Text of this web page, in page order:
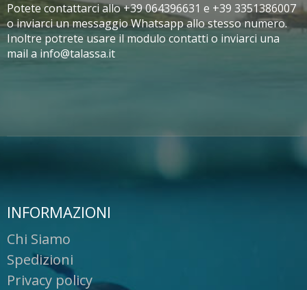
Potete contattarci allo +39 064396631 e +39 3351386007
o inviarci un messaggio Whatsapp allo stesso numero.
Inoltre potrete usare il modulo contatti o inviarci una
mail a info@talassa.it
INFORMAZIONI
Chi Siamo
Spedizioni
Privacy policy